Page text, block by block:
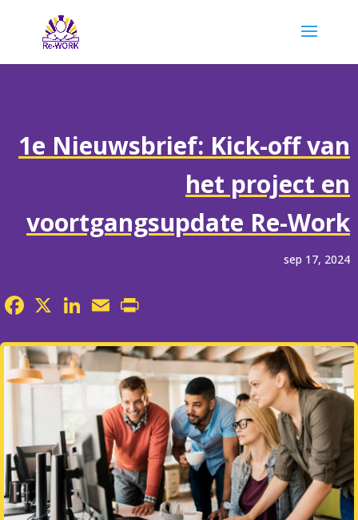
1e Nieuwsbrief: Kick-off van
het project en
voortgangsupdate Re-Work
sep 17, 2024
Facebook LinkedInEmail